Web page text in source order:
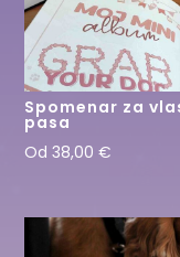
Spomenar za
pasa
Od38,00€